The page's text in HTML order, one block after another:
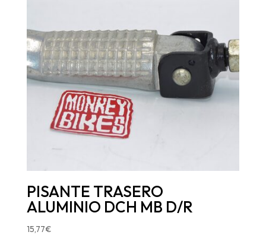
PISANTE TRASERO
ALUMINIO DCH MB D/R
15,77€